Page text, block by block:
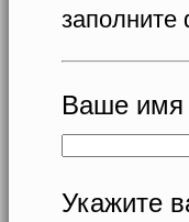
Ваше имя
Укажите